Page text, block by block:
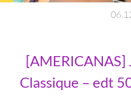
06
[AMERICANAS]
Classique – edt